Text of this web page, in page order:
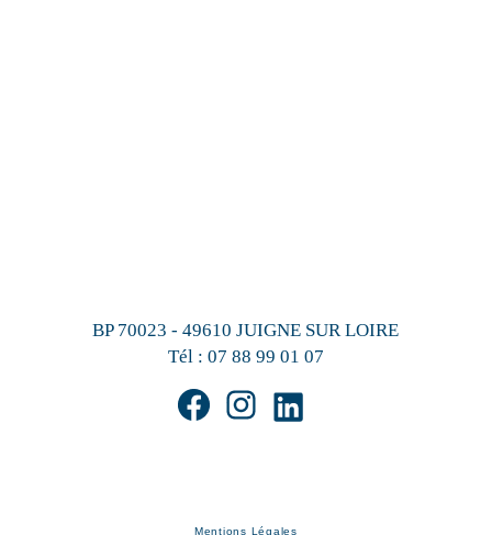
BP 70023 - 49610 JUIGNE SUR LOIRE
Tél : 07 88 99 01 07
Mentions Légales